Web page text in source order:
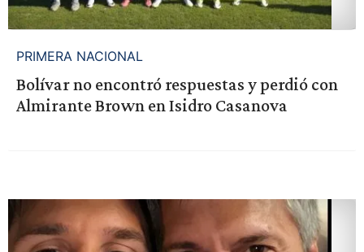
PRIMERA NACIONAL
Bolívar no encontró respuestas y perdió con
Almirante Brown en Isidro Casanova